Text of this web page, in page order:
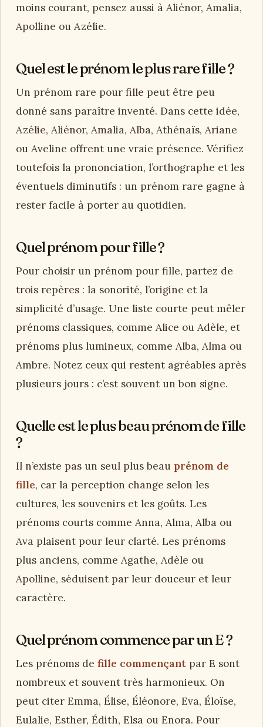
moins courant, pensez aussi à Aliénor, Amalia,
Apolline ou Azélie.
Quel est le prénom le plus rare fille ?
Un prénom rare pour fille peut être peu
donné sans paraître inventé. Dans cette idée,
Azélie, Aliénor, Amalia, Alba, Athénaïs, Ariane
ou Aveline offrent une vraie présence. Vérifiez
toutefois la prononciation, l’orthographe et les
éventuels diminutifs : un prénom rare gagne à
rester facile à porter au quotidien.
Quel prénom pour fille ?
Pour choisir un prénom pour fille, partez de
trois repères : la sonorité, l’origine et la
simplicité d’usage. Une liste courte peut mêler
prénoms classiques, comme Alice ou Adèle, et
prénoms plus lumineux, comme Alba, Alma ou
Ambre. Notez ceux qui restent agréables après
plusieurs jours : c’est souvent un bon signe.
Quelle est le plus beau prénom de fille
?
Il n’existe pas un seul plus beau prénom de
fille, car la perception change selon les
cultures, les souvenirs et les goûts. Les
prénoms courts comme Anna, Alma, Alba ou
Ava plaisent pour leur clarté. Les prénoms
plus anciens, comme Agathe, Adèle ou
Apolline, séduisent par leur douceur et leur
caractère.
Quel prénom commence par un E ?
Les prénoms de fille commençant par E sont
nombreux et souvent très harmonieux. On
peut citer Emma, Élise, Éléonore, Eva, Éloïse,
Eulalie, Esther, Édith, Elsa ou Enora. Pour